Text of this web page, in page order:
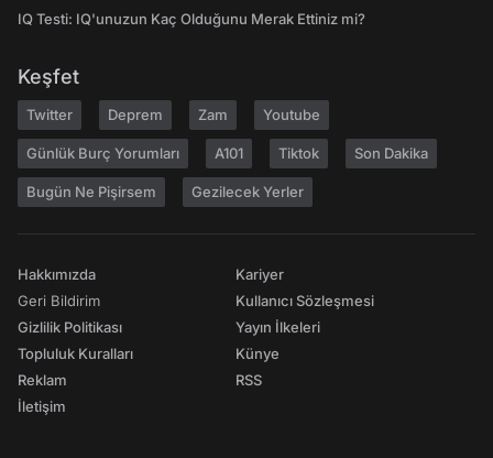
IQ Testi: IQ'unuzun Kaç Olduğunu Merak Ettiniz mi?
Keşfet
Twitter Deprem Zam Youtube
Günlük Burç Yorumları A101 Tiktok Son Dakika
Bugün Ne Pişirsem Gezilecek Yerler
Hakkımızda
Geri Bildirim
Gizlilik Politikası
Topluluk Kuralları
Reklam
İletişim
Kariyer
Kullanıcı Sözleşmesi
Yayın İlkeleri
Künye
RSS